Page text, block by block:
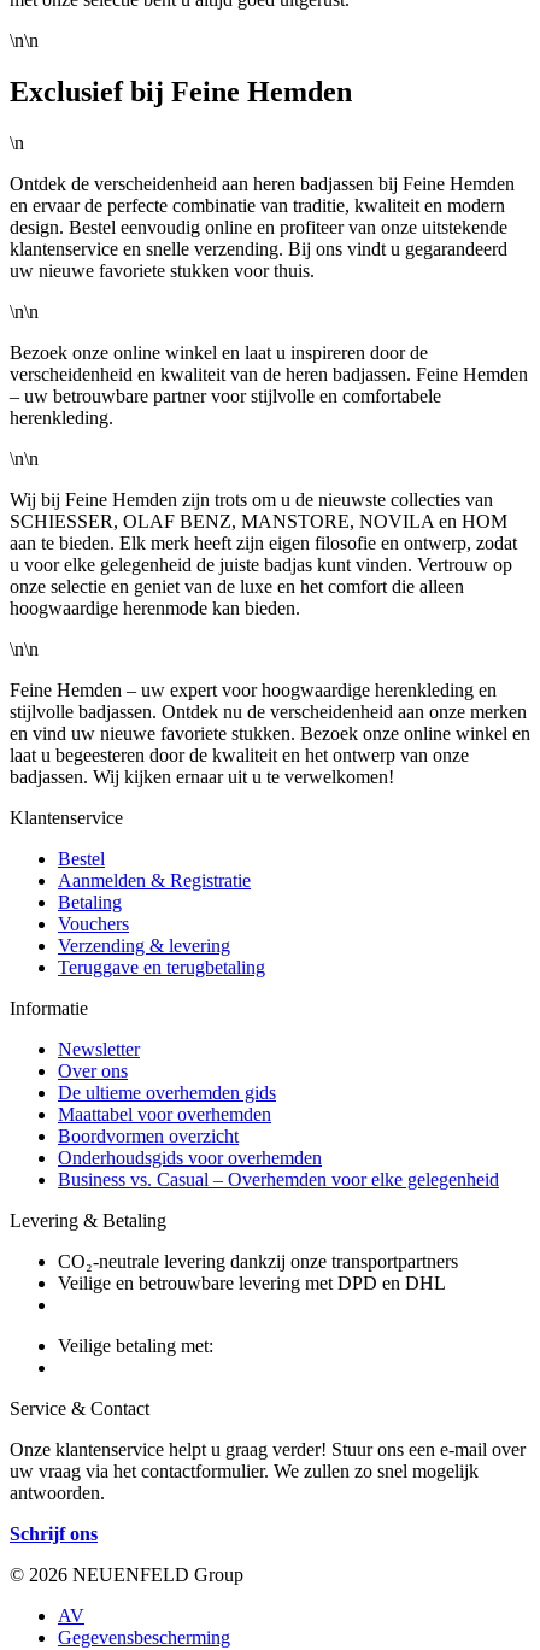
\n\n
Exclusief bij Feine Hemden
\n
Ontdek de verscheidenheid aan heren badjassen bij Feine Hemden
en ervaar de perfecte combinatie van traditie, kwaliteit en modern
design. Bestel eenvoudig online en profiteer van onze uitstekende
klantenservice en snelle verzending. Bij ons vindt u gegarandeerd
uw nieuwe favoriete stukken voor thuis.
\n\n
Bezoek onze online winkel en laat u inspireren door de
verscheidenheid en kwaliteit van de heren badjassen. Feine Hemden
– uw betrouwbare partner voor stijlvolle en comfortabele
herenkleding.
\n\n
Wij bij Feine Hemden zijn trots om u de nieuwste collecties van
SCHIESSER, OLAF BENZ, MANSTORE, NOVILA en HOM
aan te bieden. Elk merk heeft zijn eigen filosofie en ontwerp, zodat
u voor elke gelegenheid de juiste badjas kunt vinden. Vertrouw op
onze selectie en geniet van de luxe en het comfort die alleen
hoogwaardige herenmode kan bieden.
\n\n
Feine Hemden – uw expert voor hoogwaardige herenkleding en
stijlvolle badjassen. Ontdek nu de verscheidenheid aan onze merken
en vind uw nieuwe favoriete stukken. Bezoek onze online winkel en
laat u begeesteren door de kwaliteit en het ontwerp van onze
badjassen. Wij kijken ernaar uit u te verwelkomen!
Klantenservice
Bestel
Aanmelden & Registratie
Betaling
Vouchers
Verzending & levering
Teruggave en terugbetaling
Informatie
Newsletter
Over ons
De ultieme overhemden gids
Maattabel voor overhemden
Boordvormen overzicht
Onderhoudsgids voor overhemden
Business vs. Casual – Overhemden voor elke gelegenheid
Levering & Betaling
CO₂-neutrale levering dankzij onze transportpartners
Veilige en betrouwbare levering met DPD en DHL
Veilige betaling met:
Service & Contact
Onze klantenservice helpt u graag verder! Stuur ons een e-mail over
uw vraag via het contactformulier. We zullen zo snel mogelijk
antwoorden.
Schrijf ons
© 2026 NEUENFELD Group
AV
Gegevensbescherming